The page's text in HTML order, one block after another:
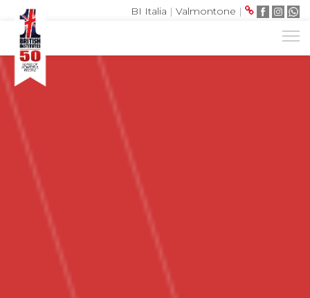
BI Italia | Valmontone |